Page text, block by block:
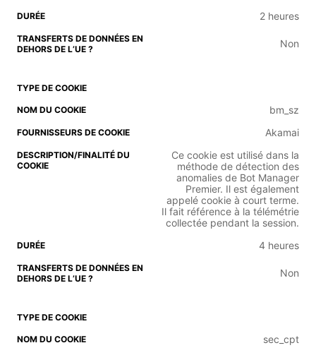
2 heures
Non
bm_sz
Akamai
Ce cookie est utilisé dans la
méthode de détection des
anomalies de Bot Manager
Premier. Il est également
appelé cookie à court terme.
Il fait référence à la télémétrie
collectée pendant la session.
4 heures
Non
sec_cpt